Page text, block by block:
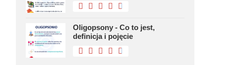
Oligopsony - Co to jest,
definicja i pojęcie